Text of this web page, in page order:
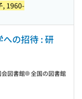
, 1960-
の招待 : 研
会図書館 全国の図書館